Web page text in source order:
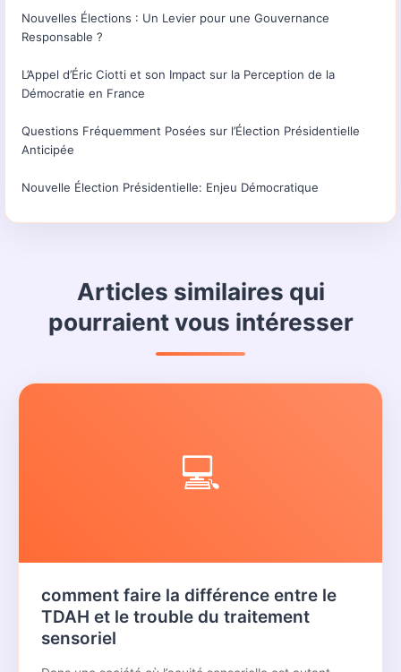
Nouvelles Élections : Un Levier pour une Gouvernance
Responsable ?
L’Appel d’Éric Ciotti et son Impact sur la Perception de la
Démocratie en France
Questions Fréquemment Posées sur l’Élection Présidentielle
Anticipée
Nouvelle Élection Présidentielle: Enjeu Démocratique
Articles similaires qui
pourraient vous intéresser
💻
comment faire la différence entre le
TDAH et le trouble du traitement
sensoriel